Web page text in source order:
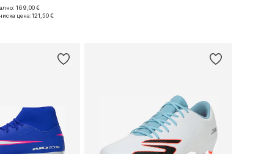
много размери
169,00 €
цена:121,50 €